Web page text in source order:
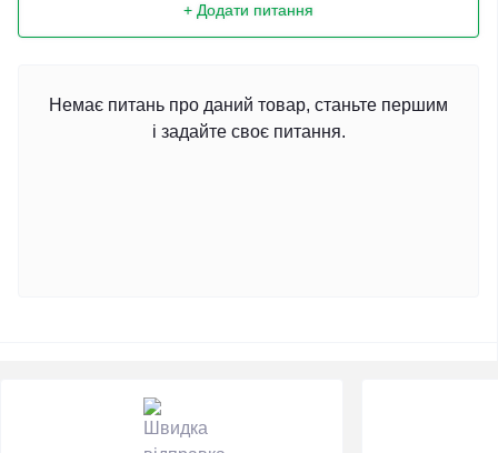
+ Додати питання
Немає питань про даний товар, станьте першим
і задайте своє питання.